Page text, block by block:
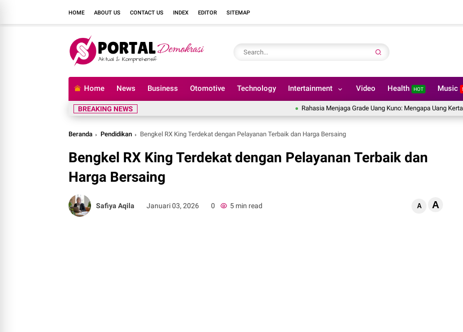
HOME ABOUT US CONTACT US INDEX EDITOR SITEMAP
Home News Business Otomotive Technology Intertainment Video Health HOT Music
BREAKING NEWS Rahasia Menjaga Grade Uang Kuno: Mengapa Uang Kertas Tidak
Beranda Pendidikan Bengkel RX King Terdekat dengan Pelayanan Terbaik dan Harga Bersaing
Bengkel RX King Terdekat dengan Pelayanan Terbaik dan
Harga Bersaing
Safiya Aqila Januari 03, 2026 0 5 min read A A